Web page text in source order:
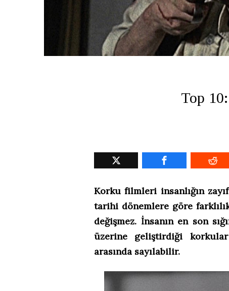
Top
Korku filmleri insanlığın
tarihi dönemlere göre
değişmez. İnsanın en son
üzerine geliştirdiği
arasında sayılabilir.